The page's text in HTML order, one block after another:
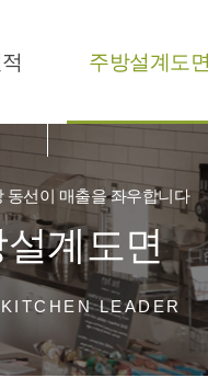
주방설계도면
동선이 매출을 좌우합니다
계도면
LEADER